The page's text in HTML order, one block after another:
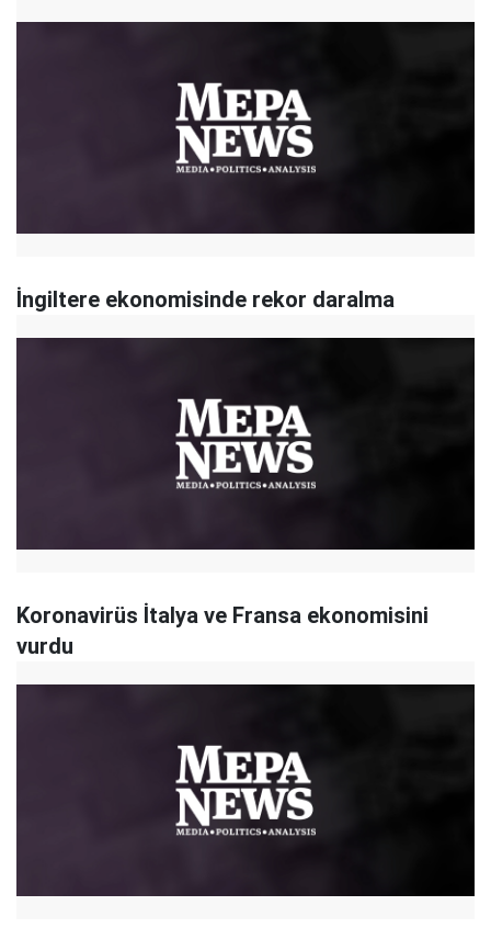
İngiltere ekonomisinde rekor daralma
Koronavirüs İtalya ve Fransa ekonomisini
vurdu